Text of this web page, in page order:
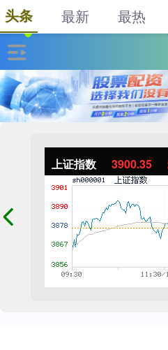
上证指数 3900.35
头条 最新 最热